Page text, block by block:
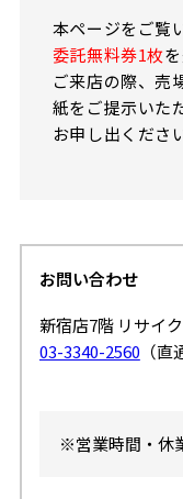
本ページをご覧
委託無料券1枚
ご来店の際、売
紙をご提示いた
お申し出くださ
お問い合わせ
新宿店7階 リサイ
03-3340-2560 （直
※営業時間・休